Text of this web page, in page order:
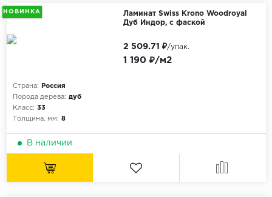
НОВИНКА
Ламинат Swiss Krono Woodroyal
Дуб Индор, с фаской
Страна:
Россия
Порода дерева: дуб
Класс: 33
Толщина, мм: 8
1 190 ₽/м2
2 509.71 ₽/упак.
В наличии